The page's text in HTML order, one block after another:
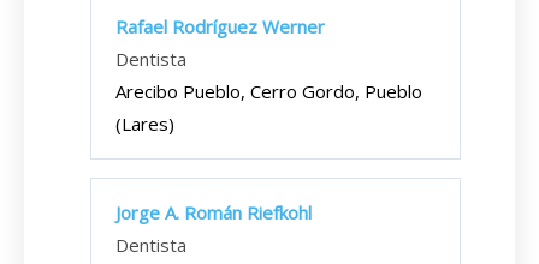
Rafael Rodríguez Werner
Dentista
Arecibo Pueblo, Cerro Gordo, Pueblo
(Lares)
Jorge A. Román Riefkohl
Dentista